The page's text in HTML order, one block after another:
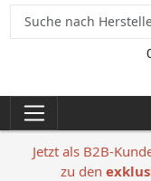
Jetzt als B2B-
zu den